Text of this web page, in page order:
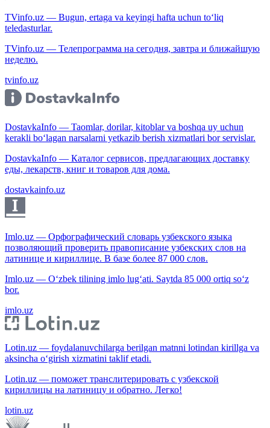
TVinfo.uz — Bugun, ertaga va keyingi hafta uchun to‘liq
teledasturlar.
TVinfo.uz — Телепрограмма на сегодня, завтра и ближайшую
неделю.
tvinfo.uz
DostavkaInfo — Taomlar, dorilar, kitoblar va boshqa uy uchun
kerakli bo‘lagan narsalarni yetkazib berish xizmatlari bor servislar.
DostavkaInfo — Каталог сервисов, предлагающих доставку
еды, лекарств, книг и товаров для дома.
dostavkainfo.uz
Imlo.uz — Орфографический словарь узбекского языка
позволяющий проверить правописание узбекских слов на
латинице и кириллице. В базе более 87 000 слов.
Imlo.uz — O‘zbek tilining imlo lug‘ati. Saytda 85 000 ortiq so‘z
bor.
imlo.uz
Lotin.uz — foydalanuvchilarga berilgan matnni lotindan kirillga va
aksincha o‘girish xizmatini taklif etadi.
Lotin.uz — поможет транслитерировать с узбекской
кириллицы на латиницу и обратно. Легко!
lotin.uz